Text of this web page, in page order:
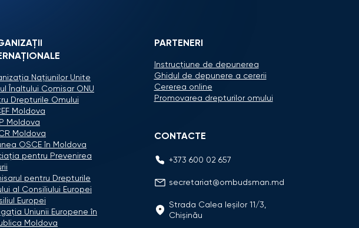
Naţiunilor Unite
Înaltului Comisar ONU
Drepturile Omului
Moldova
Moldova
Moldova
OSCE în Moldova
pentru Prevenirea
pentru Drepturile
al Consiliului Europei
Europei
Uniunii Europene în
Moldova
PARTENERI
Instrucțiune de depunerea
Ghidul de depunere a cererii
Cererea online
Promovarea drepturilor omului
CONTACTE
+373 600 02 657
secretariat@ombudsman.md
Strada Calea Ieşilor 11/3,
Chişinău